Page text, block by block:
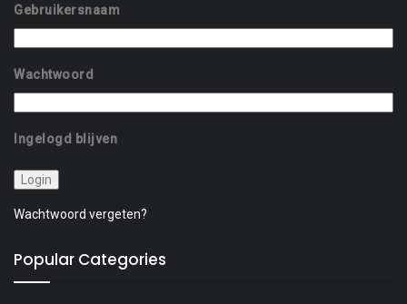
Gebruikersnaam
Wachtwoord
Ingelogd blijven
Wachtwoord vergeten?
Popular Categories